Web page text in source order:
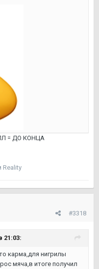
= ДО КОНЦА
Reality
#3318
21:03:
карма,для нигрилы
мяча,в итоге получил